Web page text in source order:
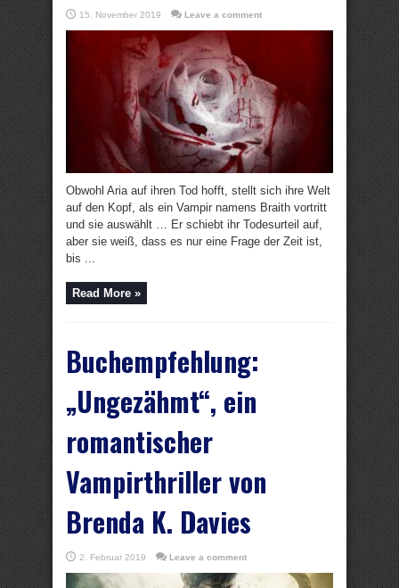
15. November 2019 Leave a comment
Obwohl Aria auf ihren Tod hofft, stellt sich ihre Welt
auf den Kopf, als ein Vampir namens Braith vortritt
und sie auswählt … Er schiebt ihr Todesurteil auf,
aber sie weiß, dass es nur eine Frage der Zeit ist,
bis ...
Read More »
Buchempfehlung:
„Ungezähmt“, ein
romantischer
Vampirthriller von
Brenda K. Davies
2. Februar 2019 Leave a comment